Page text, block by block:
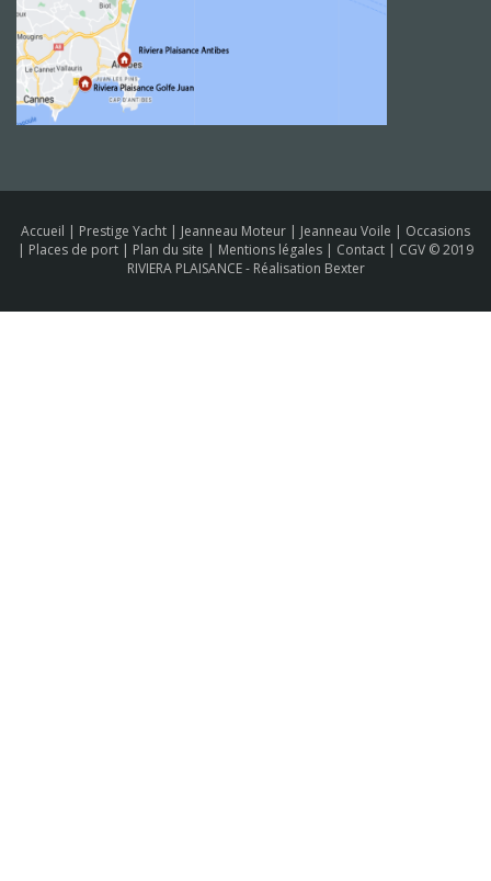
Accueil | Prestige Yacht | Jeanneau Moteur | Jeanneau Voile | Occasions
| Places de port | Plan du site | Mentions légales | Contact | CGV © 2019
RIVIERA PLAISANCE - Réalisation Bexter